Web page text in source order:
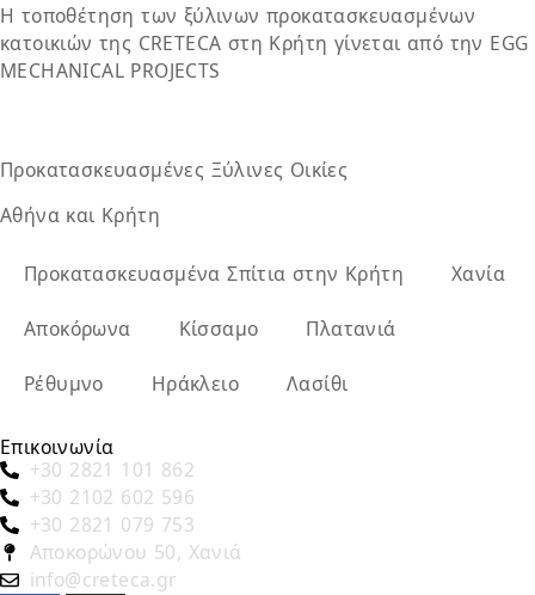
Η τοποθέτηση των ξύλινων προκατασκευασμένων
κατοικιών της CRETECA στη Κρήτη γίνεται από την EGG
MECHANICAL PROJECTS
Προκατασκευασμένες Ξύλινες Οικίες
Αθήνα και Κρήτη
Προκατασκευασμένα Σπίτια στην Κρήτη Χανία
Αποκόρωνα Κίσσαμο Πλατανιά
Ρέθυμνο Ηράκλειο Λασίθι
Επικοινωνία
+30 2821 101 862
+30 2102 602 596
+30 2821 079 753
Αποκορώνου 50, Χανιά
info@creteca.gr